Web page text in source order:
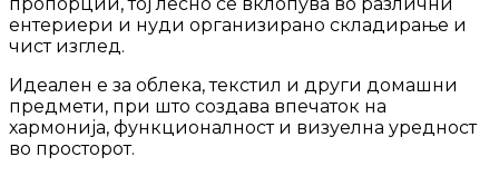
ентериери и нуди организирано складирање и
чист изглед.
Идеален е за облека, текстил и други домашни
предмети, при што создава впечаток на
хармонија, функционалност и визуелна уредност
во просторот.